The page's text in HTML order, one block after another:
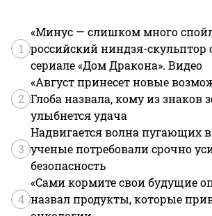
1
«Минус — слишком много
российский ниндзя-скульптор
сериале «Дом Дракона». Видео
2
«Август принесет новые
Глоба назвала, кому из знаков
улыбнется удача
3
Надвигается волна пугающих
ученые потребовали срочно
безопасность
4
«Сами кормите свои будущие
назвал продукты, которые